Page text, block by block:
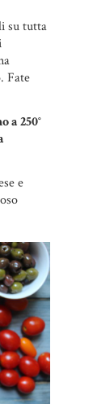
su tutta
Fate
a 250°
e